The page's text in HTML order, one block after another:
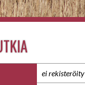
ei rekisteröity